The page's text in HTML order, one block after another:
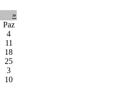
»
Paz
4
11
18
25
3
10